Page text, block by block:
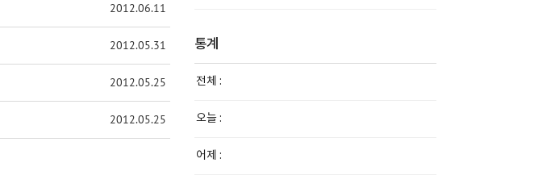
2012.06.11
2012.05.31
2012.05.25
2012.05.25
통계
전체 :
오늘 :
어제 :